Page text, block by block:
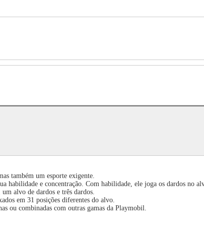
também um esporte exigente.
habilidade e concentração. Com habilidade, ele joga os dardos no
alvo de dardos e três dardos.
em 31 posições diferentes do alvo.
ou combinadas com outras gamas da Playmobil.